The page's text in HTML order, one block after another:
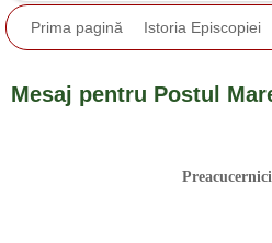
Prima pagină Istoria Episcopiei
Mesaj pentru Postul